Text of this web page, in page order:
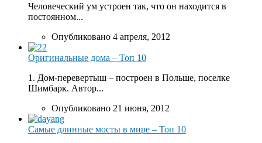
Человеческий ум устроен так, что он находится в
постоянном...
Опубликовано 4 апреля, 2012
Оригинальные дома – Топ 10
1. Дом-перевертыш – построен в Польше, поселке
Шимбарк. Автор...
Опубликовано 21 июня, 2012
Самые длинные мосты в мире – Топ 10